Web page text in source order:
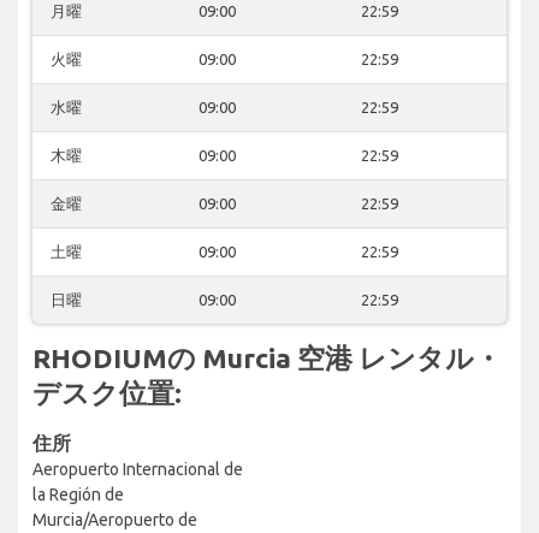
月曜 09:00 22:59
火曜 09:00 22:59
水曜 09:00 22:59
木曜 09:00 22:59
金曜 09:00 22:59
土曜 09:00 22:59
日曜 09:00 22:59
RHODIUMの Murcia 空港 レンタル・
デスク位置:
住所
Aeropuerto Internacional de
la Región de
Murcia/Aeropuerto de